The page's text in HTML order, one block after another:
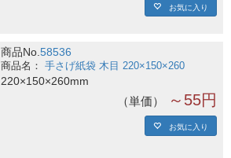
お気に入り
商品No.58536
手さげ紙袋 木目 220×150×260
220×150×260mm
単価 ～55円
お気に入り